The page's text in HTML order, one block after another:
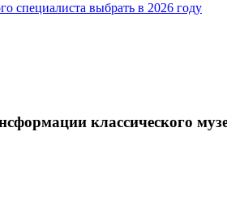
специалиста выбрать в 2026 году
классического